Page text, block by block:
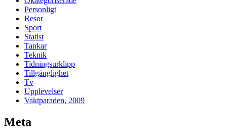
Personligt
Resor
Sport
Statist
Tankar
Teknik
Tidningsurklipp
Tillgänglighet
Tv
Upplevelser
Vaktparaden, 2009
Meta